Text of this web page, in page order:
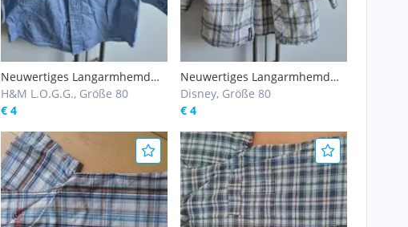
Neuwertiges Langarmhemd
H&M L. O. G. G. Gr. 80
H&M L.O.G.G., Größe 80
€ 4
Neuwertiges Langarmhemd
H&M Disney Gr. 80
Disney, Größe 80
€ 4